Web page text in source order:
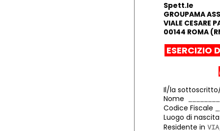
Spett.le
GROUPAMA
VIALE CESARE
00144 ROMA
ESERCIZIO
Il/la
Nome
Codice Fiscale
Luogo di
Residente in